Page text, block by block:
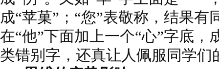
成“苹菓”；“您”表敬称，结果有
在“他”下面加上一个“心”字底，
类错别字，还真让人佩服同学们